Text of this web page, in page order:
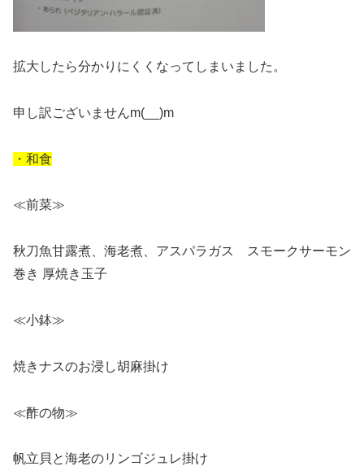
拡大したら分かりにくくなってしまいました。
申し訳ございませんm(__)m
・和食
≪前菜≫
秋刀魚甘露煮、海老煮、アスパラガス スモークサーモン
巻き 厚焼き玉子
≪小鉢≫
焼きナスのお浸し胡麻掛け
≪酢の物≫
帆立貝と海老のリンゴジュレ掛け